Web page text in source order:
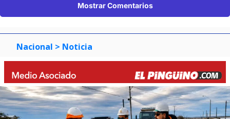
Mostrar Comentarios
Nacional > Noticia